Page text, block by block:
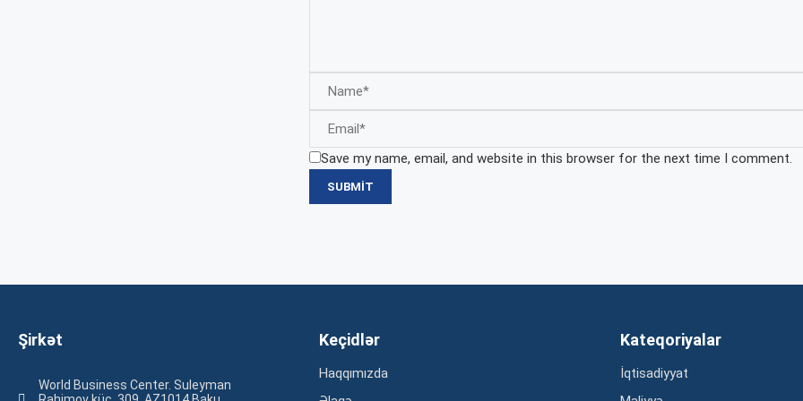
Save my name, email, and website in this browser for the next time I comment.
Şirkət
World Business Center. Suleyman
Keçidlər
Haqqımızda
Kateqoriyalar
İqtisadiyyat